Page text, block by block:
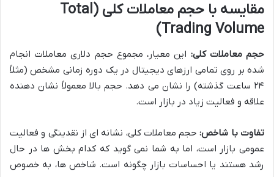
مقایسه با حجم معاملات کلی (Total
Trading Volume)
حجم معاملات کلی: این معیار، مجموع حجم دلاری معاملات انجام
شده بر روی تمامی ارزهای دیجیتال در یک دوره زمانی مشخص (مثلاً
۲۴ ساعت گذشته) را نشان می دهد. حجم بالا معمولاً نشان دهنده
علاقه و فعالیت زیاد در بازار است.
تفاوت با شاخص:حجم معاملات کلی، نشانه ای از نقدینگی و فعالیت
عمومی بازار است، اما به شما نمی گوید که کدام بخش ها در حال
رشد هستند یا احساسات بازار چگونه است. شاخص ها، به خصوص